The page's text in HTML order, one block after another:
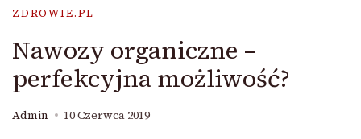
ZDROWIE.PL
Nawozy organiczne –
perfekcyjna możliwość?
Admin 10 Czerwca 2019